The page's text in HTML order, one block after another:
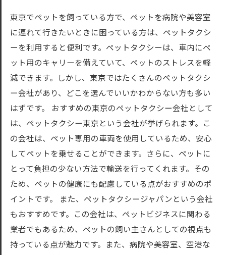
東京でペットを飼っている方で、ペットを病院や美容室
に連れて行きたいときに困っている方は、ペットタクシ
ーを利用すると便利です。ペットタクシーは、車内にペ
ット用のキャリーを備えていて、ペットのストレスを軽
減できます。しかし、東京ではたくさんのペットタクシ
ー会社があり、どこを選んでいいかわからない方も多い
はずです。 おすすめの東京のペットタクシー会社として
は、ペットタクシー東京という会社が挙げられます。こ
の会社は、ペット専用の車両を使用しているため、安心
してペットを乗せることができます。さらに、ペットに
とって負担の少ない方法で輸送を行ってくれます。その
ため、ペットの健康にも配慮している点がおすすめのポ
イントです。 また、ペットタクシージャパンという会社
もおすすめです。この会社は、ペットビジネスに関わる
業者でもあるため、ペットの飼い主さんとしての視点も
持っている点が魅力です。また、病院や美容室、空港な